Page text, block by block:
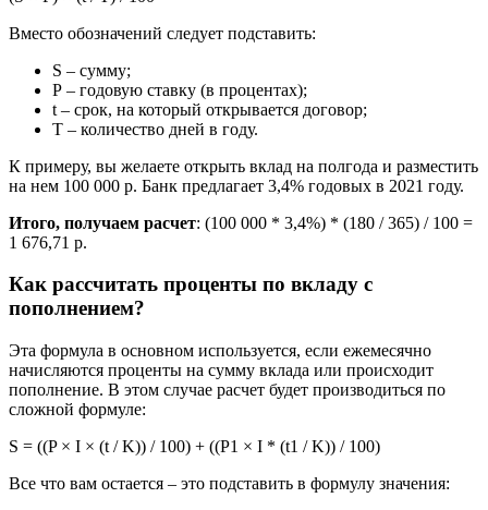
Вместо обозначений следует подставить:
S – сумму;
Р – годовую ставку (в процентах);
t – срок, на который открывается договор;
Т – количество дней в году.
К примеру, вы желаете открыть вклад на полгода и разместить
на нем 100 000 р. Банк предлагает 3,4% годовых в 2021 году.
Итого, получаем расчет: (100 000 * 3,4%) * (180 / 365) / 100 =
1 676,71 р.
Как рассчитать проценты по вкладу с
пополнением?
Эта формула в основном используется, если ежемесячно
начисляются проценты на сумму вклада или происходит
пополнение. В этом случае расчет будет производиться по
сложной формуле:
S = ((P × I × (t / K)) / 100) + ((P1 × I * (t1 / K)) / 100)
Все что вам остается – это подставить в формулу значения: